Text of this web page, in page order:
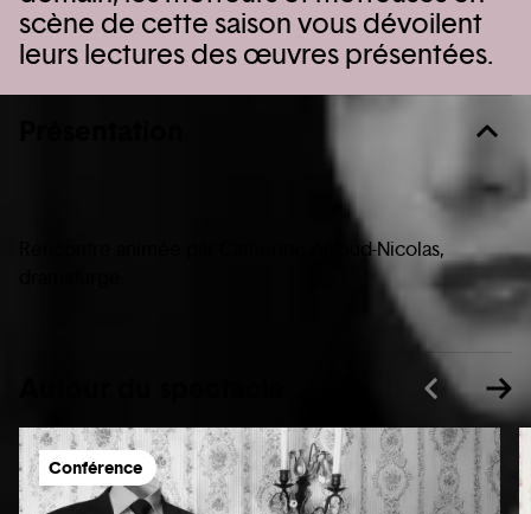
scène de cette saison vous dévoilent
leurs lectures des œuvres présentées.
Rencontre animée par Catherine Ailloud-Nicolas,
Conférence